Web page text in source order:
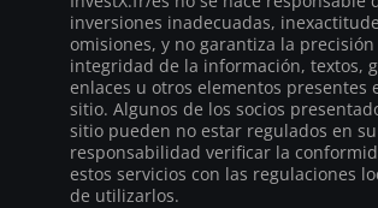
inversiones inadecuadas,
omisiones, y no garantiza la precisión
integridad de la información, textos,
enlaces u otros elementos presentes
sitio. Algunos de los socios
sitio pueden no estar regulados en su
responsabilidad verificar la
estos servicios con las regulaciones
de utilizarlos.